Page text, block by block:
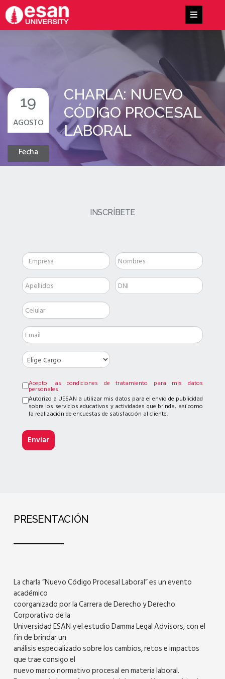
19
AGOSTO
Fecha
CHARLA: NUEVO
CÓDIGO PROCESAL
LABORAL
INSCRÍBETE
Acepto las condiciones de tratamiento para mis datos
personales
Autorizo a UESAN a utilizar mis datos para el envío de publicidad
sobre los servicios educativos y actividades que brinda, así como
la realización de encuestas de satisfacción al cliente.
PRESENTACIÓN
La charla “Nuevo Código Procesal Laboral” es un evento
académico
coorganizado por la Carrera de Derecho y Derecho
Corporativo de la
Universidad ESAN y el estudio Damma Legal Advisors, con el
fin de brindar un
análisis especializado sobre los cambios, retos e impactos
que trae consigo el
nuevo marco normativo procesal en materia laboral.